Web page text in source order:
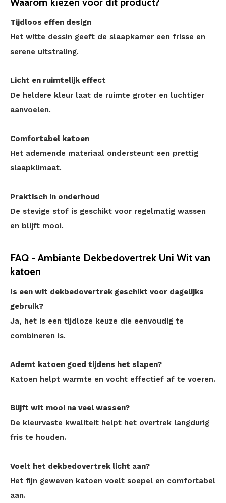
Tijdloos effen design
Het witte dessin geeft de slaapkamer een frisse en
serene uitstraling.
Licht en ruimtelijk effect
De heldere kleur laat de ruimte groter en luchtiger
aanvoelen.
Comfortabel katoen
Het ademende materiaal ondersteunt een prettig
slaapklimaat.
Praktisch in onderhoud
De stevige stof is geschikt voor regelmatig wassen
en blijft mooi.
FAQ - Ambiante Dekbedovertrek Uni Wit van
katoen
Is een wit dekbedovertrek geschikt voor dagelijks
gebruik?
Ja, het is een tijdloze keuze die eenvoudig te
combineren is.
Ademt katoen goed tijdens het slapen?
Katoen helpt warmte en vocht effectief af te voeren.
Blijft wit mooi na veel wassen?
De kleurvaste kwaliteit helpt het overtrek langdurig
fris te houden.
Voelt het dekbedovertrek licht aan?
Het fijn geweven katoen voelt soepel en comfortabel
aan.